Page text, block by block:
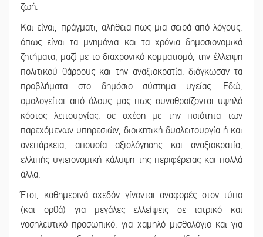
ζωή.
Και είναι, πράγματι, αλήθεια πως μια σειρά από λόγους,
όπως είναι τα μνημόνια και τα χρόνια δημοσιονομικά
ζητήματα, μαζί με το διαχρονικό κομματισμό, την έλλειψη
πολιτικού θάρρους και την αναξιοκρατία, διόγκωσαν τα
προβλήματα στο δημόσιο σύστημα υγείας. Εδώ,
ομολογείται από όλους μας πως συναθροίζονται υψηλό
κόστος λειτουργίας, σε σχέση με την ποιότητα των
παρεχόμενων υπηρεσιών, διοικητική δυσλειτουργία ή και
ανεπάρκεια, απουσία αξιολόγησης και αναξιοκρατία,
ελλιπής υγιειονομική κάλυψη της περιφέρειας και πολλά
άλλα.
Έτσι, καθημερινά σχεδόν γίνονται αναφορές στον τύπο
(και ορθά) για μεγάλες ελλείψεις σε ιατρικό και
νοσηλευτικό προσωπικό, για χαμηλό μισθολόγιο και για